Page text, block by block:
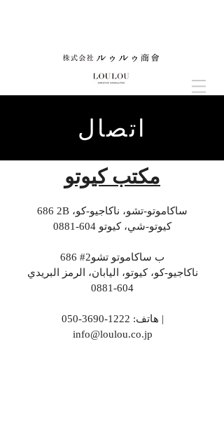
اتصال
مكتب كيوتو
686 2B ساكاموتو-تشو، ناكاجيو-كو،
كيوتو-شي، كيوتو 604-0881
686 #2ب ساكاموتو تشو
ناكاجيو-كو، كيوتو، اليابان، الرمز البريدي
604-0881
هاتف: 1222-3690-050
|
info@loulou.co.jp